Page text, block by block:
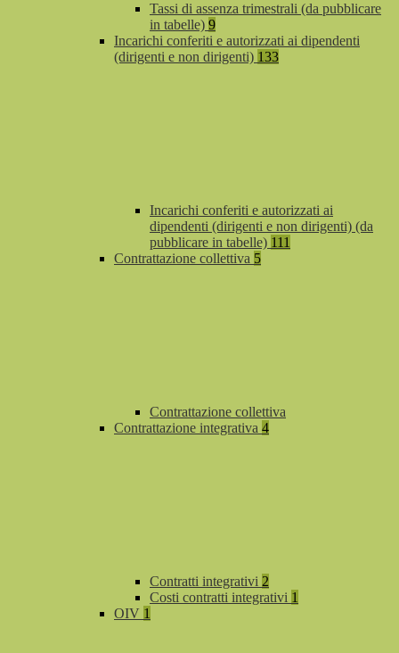
Tassi di assenza trimestrali (da pubblicare
in tabelle) 9
Incarichi conferiti e autorizzati ai dipendenti
(dirigenti e non dirigenti) 133
Incarichi conferiti e autorizzati ai
dipendenti (dirigenti e non dirigenti) (da
pubblicare in tabelle) 111
Contrattazione collettiva 5
Contrattazione collettiva
Contrattazione integrativa 4
Contratti integrativi 2
Costi contratti integrativi 1
OIV 1